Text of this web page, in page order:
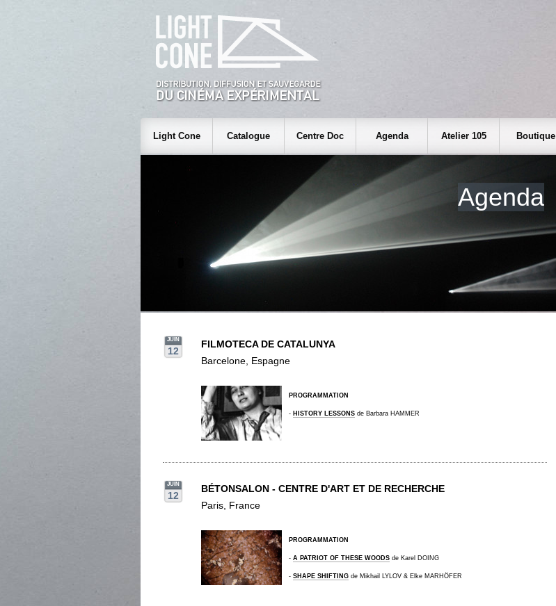
Light Cone Catalogue Centre Doc Agenda Atelier 105 Boutique
Agenda
JUIN
12
FILMOTECA DE CATALUNYA
Barcelone, Espagne
PROGRAMMATION
- HISTORY LESSONS de Barbara HAMMER
JUIN
12
BÉTONSALON - CENTRE D'ART ET DE RECHERCHE
Paris, France
PROGRAMMATION
- A PATRIOT OF THESE WOODS de Karel DOING
- SHAPE SHIFTING de Mikhail LYLOV & Elke MARHÖFER